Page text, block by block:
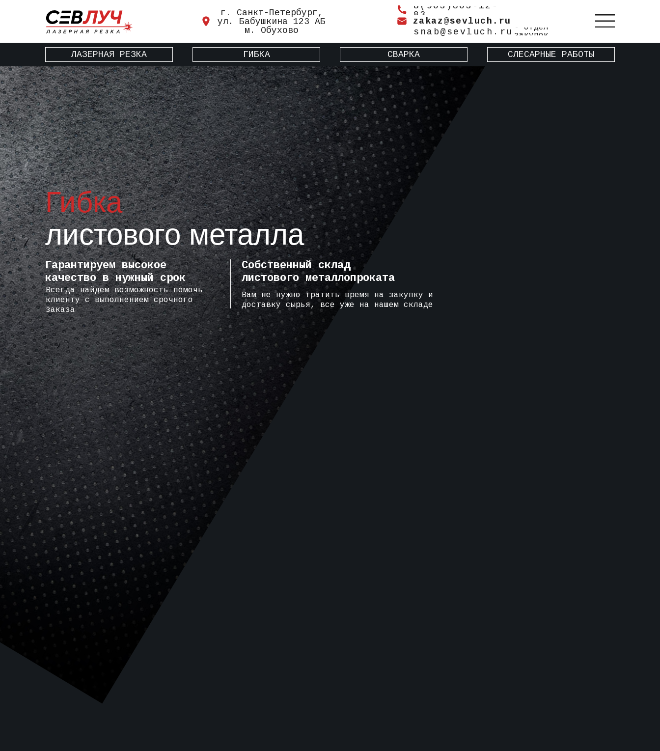
zakaz@sevluch.ru
г. Санкт-Петербург,
ул. Бабушкина 123 АБ
м. Обухово
snab@sevluch.ru - отдел
закупок
8(903)803-12-
83
ЛАЗЕРНАЯ РЕЗКА ГИБКА СВАРКА СЛЕСАРНЫЕ РАБОТЫ
Гибка
листового металла
Гарантируем высокое
качество в нужный срок
Всегда найдем возможность помочь
клиенту с выполнением срочного
заказа
Собственный склад
листового металлопроката
Вам не нужно тратить время на закупку и
доставку сырья, все уже на нашем складе